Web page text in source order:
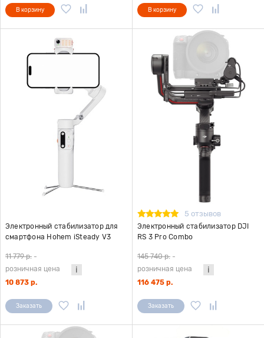
В корзину В корзину
Электронный стабилизатор для
смартфона Hohem iSteady V3
11 779 р. -
розничная цена
10 873 р.
Заказать
5 отзывов
Электронный стабилизатор DJI
RS 3 Pro Combo
145 740 р. -
розничная цена
116 475 р.
Заказать